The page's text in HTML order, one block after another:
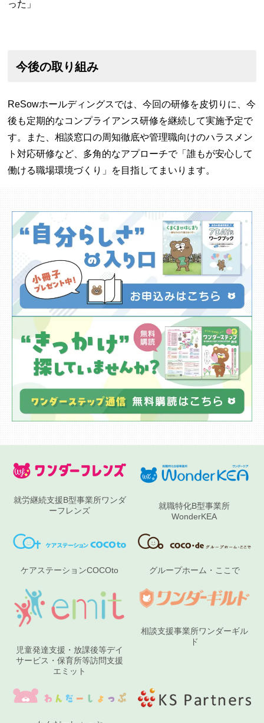
った」
今後の取り組み
ReSowホールディングスでは、今回の研修を皮切りに、今
後も定期的なコンプライアンス研修を継続して実施予定で
す。また、相談窓口の周知徹底や管理職向けのハラスメン
ト対応研修など、多角的なアプローチで「誰もが安心して
働ける職場環境づくり」を目指してまいります。
就労継続支援B型事業所ワンダ
ーフレンズ
就職特化B型事業所
WonderKEA
ケアステーションCOCOto グループホーム・ここで
児童発達支援・放課後等デイ
サービス・保育所等訪問支援
エミット
相談支援事業所ワンダーギル
ド